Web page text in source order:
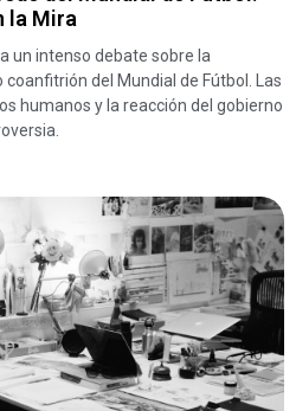
la Mira
un intenso debate sobre la
del Mundial de Fútbol. Las
humanos y la reacción del gobierno